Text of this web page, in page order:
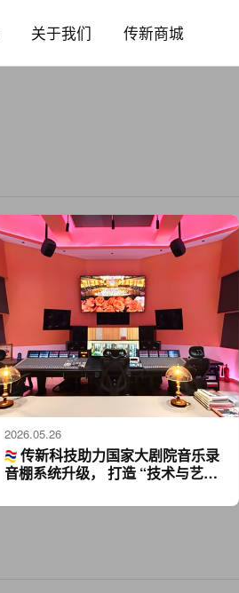
关于我们 传新商城
2026.05.26
传新科技助力国家大剧院音乐录
音棚系统升级， 打造 “技术与艺术